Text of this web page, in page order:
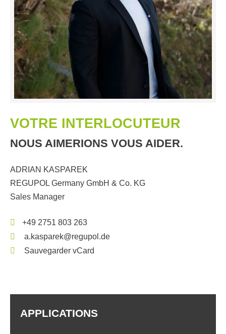
VOTRE INTERLOCUTEUR
NOUS AIMERIONS VOUS AIDER.
ADRIAN KASPAREK
REGUPOL Germany GmbH & Co. KG
Sales Manager
+49 2751 803 263
a.kasparek@regupol.de
Sauvegarder vCard
APPLICATIONS